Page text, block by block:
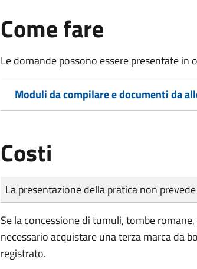
Come fare
Le domande possono essere presentate in
Moduli da compilare e documenti da
Costi
Tipo di pagamento
Importo
La presentazione della pratica non
Se la concessione di tumuli, tombe
necessario acquistare una terza marca da
registrato.